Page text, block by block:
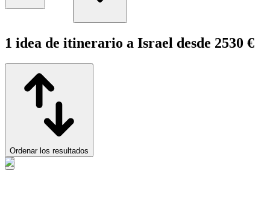
1 idea de itinerario a Israel desde 2530 €
Ordenar los resultados